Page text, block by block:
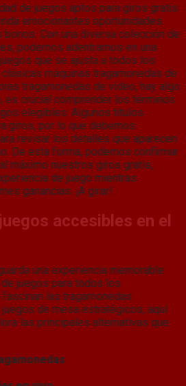
de juegos aptos para giros gratis
emocionantes oportunidades
Con una diversa colección de
podemos adentrarnos en una
que se ajusta a todos los
máquinas tragamonedas de
tragamonedas de video, hay algo
es crucial comprender los términos
elegibles. Algunos títulos
giros, por lo que debemos
revisar los detalles que aparecen
De esta forma, podemos confirmar
máximo nuestros giros gratis,
de juego mientras
ganancias. ¡A girar!
accesibles en el
una experiencia memorable
juegos para todos los
las tragamonedas
de mesa estratégicos, aquí
las principales alternativas que